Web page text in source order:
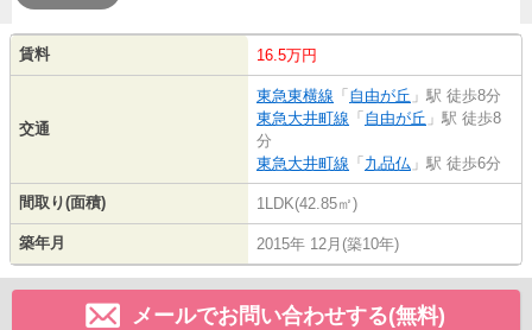
賃料 16.5万円
交通
東急東横線 「 自由が丘 」駅 徒歩8分
東急大井町線 「 自由が丘 」駅 徒歩8
分
東急大井町線 「 九品仏 」駅 徒歩6分
間取り(面積) 1LDK(42.85㎡)
築年月 2015年 12月(築10年)
メールでお問い合わせする(無料)